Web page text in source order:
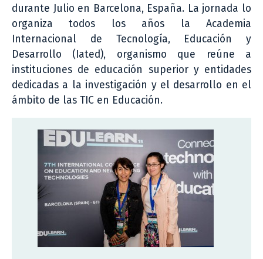
durante Julio en Barcelona, España. La jornada lo
organiza todos los años la Academia
Internacional de Tecnología, Educación y
Desarrollo (Iated), organismo que reúne a
instituciones de educación superior y entidades
dedicadas a la investigación y el desarrollo en el
ámbito de las TIC en Educación.